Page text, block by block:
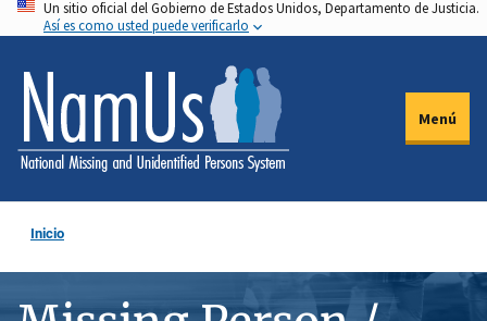
Pasar
al
contenido
principal
Un sitio oficial del Gobierno de Estados Unidos, Departamento de Justicia.
Así es como usted puede verificarlo
Menú
Inicio